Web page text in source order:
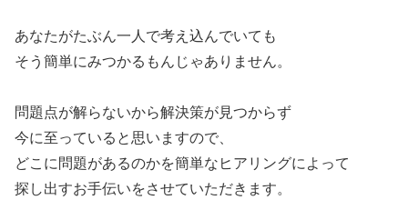
あなたがたぶん一人で考え込んでいても
そう簡単にみつかるもんじゃありません。
問題点が解らないから解決策が見つからず
今に至っていると思いますので、
どこに問題があるのかを簡単なヒアリングによって
探し出すお手伝いをさせていただきます。